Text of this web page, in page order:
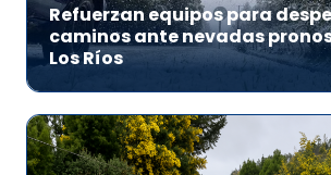
Refuerzan equipos para
caminos ante nevadas
Los Ríos